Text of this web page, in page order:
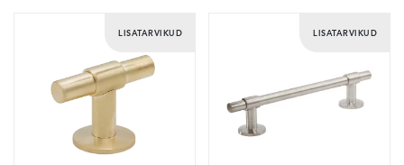
LISATARVIKUD LISATARVIKUD